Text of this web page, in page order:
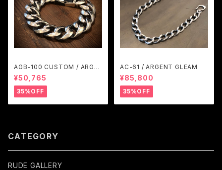
AGB-100 CUSTOM / ARGE
NT GLEAM
¥50,765
35%OFF
AC-61 / ARGENT GLEAM
¥85,800
35%OFF
CATEGORY
RUDE GALLERY